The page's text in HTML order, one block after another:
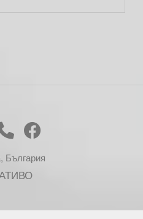
България